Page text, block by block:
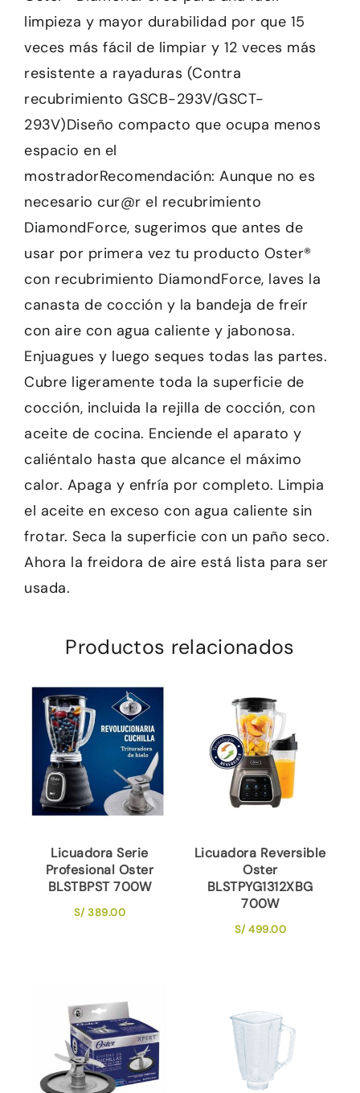
limpieza y mayor durabilidad por que 15
veces más fácil de limpiar y 12 veces más
resistente a rayaduras (Contra
recubrimiento GSCB-293V/GSCT-
293V)Diseño compacto que ocupa menos
espacio en el
mostradorRecomendación: Aunque no es
necesario cur@r el recubrimiento
DiamondForce, sugerimos que antes de
usar por primera vez tu producto Oster®
con recubrimiento DiamondForce, laves la
canasta de cocción y la bandeja de freír
con aire con agua caliente y jabonosa.
Enjuagues y luego seques todas las partes.
Cubre ligeramente toda la superficie de
cocción, incluida la rejilla de cocción, con
aceite de cocina. Enciende el aparato y
caliéntalo hasta que alcance el máximo
calor. Apaga y enfría por completo. Limpia
el aceite en exceso con agua caliente sin
frotar. Seca la superficie con un paño seco.
Ahora la freidora de aire está lista para ser
usada.
Productos relacionados
Licuadora Serie
Profesional Oster
BLSTBPST 700W
S/389.00
Licuadora Reversible
Oster
BLSTPYG1312XBG
700W
S/499.00